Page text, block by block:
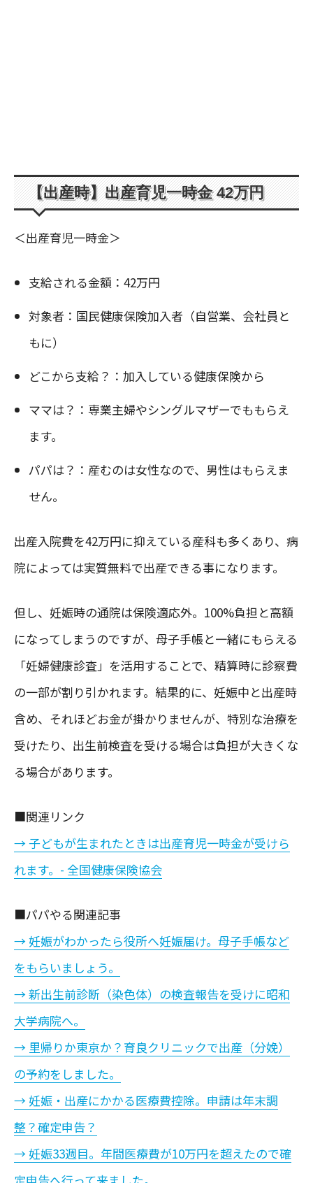
【出産時】出産育児一時金 42万円
＜出産育児一時金＞
支給される金額：42万円
対象者：国民健康保険加入者（自営業、会社員と
もに）
どこから支給？：加入している健康保険から
ママは？：専業主婦やシングルマザーでももらえ
ます。
パパは？：産むのは女性なので、男性はもらえま
せん。
出産入院費を42万円に抑えている産科も多くあり、病
院によっては実質無料で出産できる事になります。
但し、妊娠時の通院は保険適応外。100%負担と高額
になってしまうのですが、母子手帳と一緒にもらえる
「妊婦健康診査」を活用することで、精算時に診察費
の一部が割り引かれます。結果的に、妊娠中と出産時
含め、それほどお金が掛かりませんが、特別な治療を
受けたり、出生前検査を受ける場合は負担が大きくな
る場合があります。
■関連リンク
→ 子どもが生まれたときは出産育児一時金が受けら
れます。- 全国健康保険協会
■パパやる関連記事
→ 妊娠がわかったら役所へ妊娠届け。母子手帳など
をもらいましょう。
→ 新出生前診断（染色体）の検査報告を受けに昭和
大学病院へ。
→ 里帰りか東京か？育良クリニックで出産（分娩）
の予約をしました。
→ 妊娠・出産にかかる医療費控除。申請は年末調
整？確定申告？
→ 妊娠33週目。年間医療費が10万円を超えたので確